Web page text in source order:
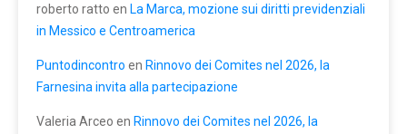
roberto ratto en La Marca, mozione sui diritti previdenziali
in Messico e Centroamerica
Puntodincontro en Rinnovo dei Comites nel 2026, la
Farnesina invita alla partecipazione
Valeria Arceo en Rinnovo dei Comites nel 2026, la